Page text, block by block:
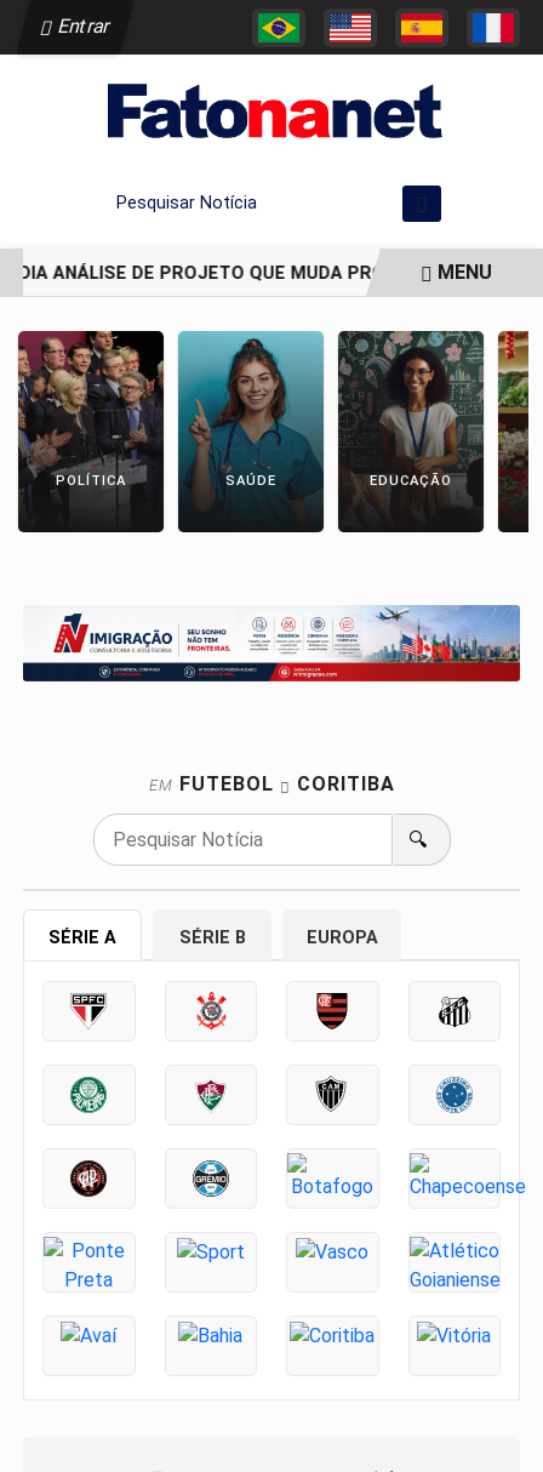
Entrar
Pesquisar Notícia
ANÁLISE DE PROJETO QUE MUDA PROCESSO DEMENU
POLÍTICA SAÚDE EDUCAÇÃO
EM FUTEBOL CORITIBA
🔍
SÉRIE A SÉRIE B EUROPA